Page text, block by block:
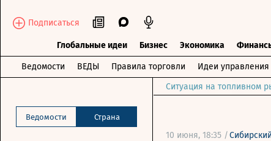
Подписаться
Глобальные идеи Бизнес Экономика
Ведомости ВЕДЫ Правила торговли Идеи управления
Ведомости Страна
Ситуация на топливном
10 июня, 18:35 /